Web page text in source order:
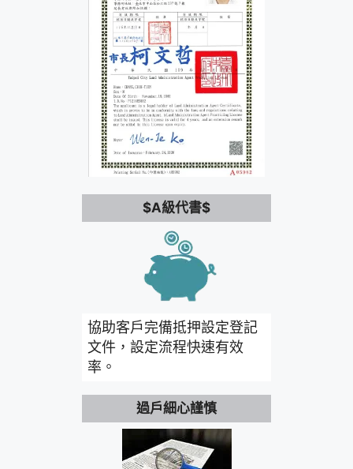
$A級代書$
協助客戶完備抵押設定登記
文件，設定流程快速有效
率。
過戶細心謹慎